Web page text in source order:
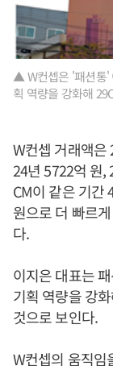
▲ W컨셉은 '패션통'
획 역량을 강화해
W컨셉 거래액은
24년 5722억 원,
CM이 같은 기간
원으로 더 빠르
다.
이지은 대표는
기획 역량을 강
것으로 보인다.
W컨셉의 움직임